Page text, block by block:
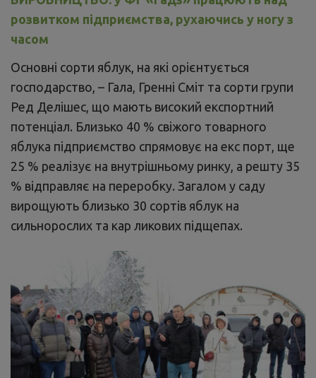
розвитком підприємства, рухаючись у ногу з
часом
Основні сорти яблук, на які орієнтується
господарство, – Гала, Гренні Сміт та сорти групи
Ред Делішес, що мають високий експортний
потенціал. Близько 40 % свіжого товарного
яблука підприємство спрямовує на екс порт, ще
25 % реалізує на внутрішньому ринку, а решту 35
% відправляє на переробку. Загалом у саду
вирощують близько 30 сортів яблук на
сильнорослих та кар ликових підщепах.